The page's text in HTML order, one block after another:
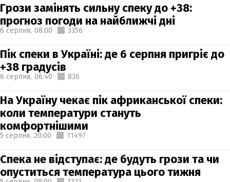
Грози замінять сильну спеку до +38:
прогноз погоди на найближчі дні
6 серпня, 08:00 3356
Пік спеки в Україні: де 6 серпня пригріє до
+38 градусів
6 серпня, 06:40 836
На Україну чекає пік африканської спеки:
коли температури стануть
комфортнішими
5 серпня, 20:00 11497
Спека не відступає: де будуть грози та чи
опуститься температура цього тижня